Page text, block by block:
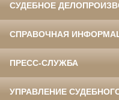
СУДЕБНОЕ
СПРАВОЧНАЯ
ПРЕСС-СЛУЖБА
УПРАВЛЕНИЕ